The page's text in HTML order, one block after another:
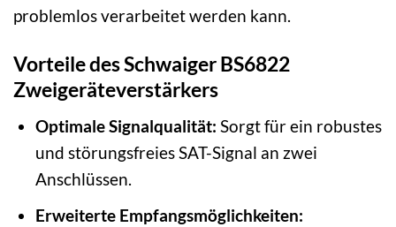
problemlos verarbeitet werden kann.
Vorteile des Schwaiger BS6822
Zweigeräteverstärkers
Optimale Signalqualität: Sorgt für ein robustes
und störungsfreies SAT-Signal an zwei
Anschlüssen.
Erweiterte Empfangsmöglichkeiten: